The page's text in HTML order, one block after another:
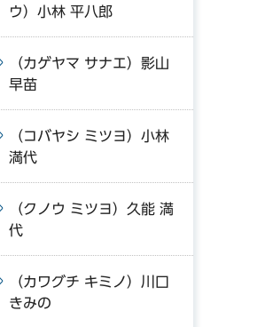
ウ）小林 平八郎
（カゲヤマ サナエ）影山
早苗
（コバヤシ ミツヨ）小林
満代
（クノウ ミツヨ）久能 満
代
（カワグチ キミノ）川口
きみの